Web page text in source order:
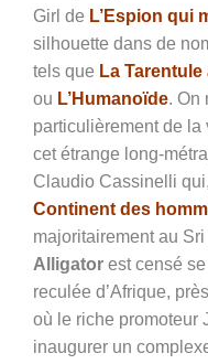
Girl de L’Espion qui
silhouette dans de
tels que La
ou L’Humanoïde. On
particulièrement de la
cet étrange long-
Claudio Cassinelli
Continent des
majoritairement au
Alligator est censé
reculée d’Afrique,
où le riche promoteur
inaugurer un